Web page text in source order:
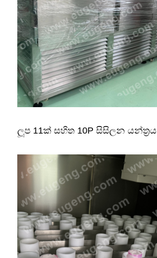
ලූප 11ක් සහිත 10P සිසිලන යන්ත්‍රය